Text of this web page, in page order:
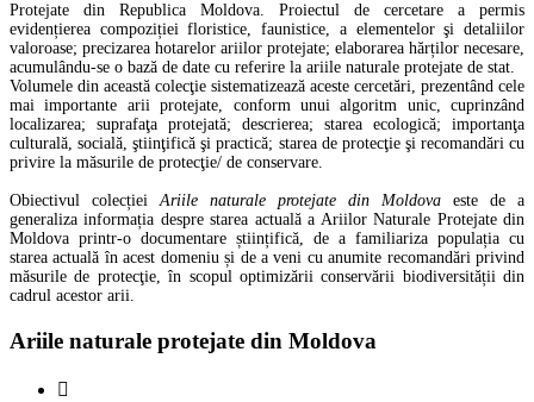
Protejate din Republica Moldova. Proiectul de cercetare a permis
evidențierea compoziției floristice, faunistice, a elementelor şi detaliilor
valoroase; precizarea hotarelor ariilor protejate; elaborarea hărților necesare,
acumulându-se o bază de date cu referire la ariile naturale protejate de stat.
Volumele din această colecţie sistematizează aceste cercetări, prezentând cele
mai importante arii protejate, conform unui algoritm unic, cuprinzând
localizarea; suprafaţa protejată; descrierea; starea ecologică; importanţa
culturală, socială, ştiinţifică şi practică; starea de protecţie şi recomandări cu
privire la măsurile de protecţie/ de conservare.
Obiectivul colecției Ariile naturale protejate din Moldova este de a
generaliza informația despre starea actuală a Ariilor Naturale Protejate din
Moldova printr-o documentare științifică, de a familiariza populația cu
starea actuală în acest domeniu și de a veni cu anumite recomandări privind
măsurile de protecţie, în scopul optimizării conservării biodiversității din
cadrul acestor arii.
Ariile naturale protejate din Moldova
